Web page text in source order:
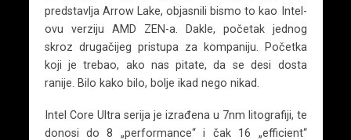
predstavlja Arrow Lake, objasnili bismo to kao Intel-
ovu verziju AMD ZEN-a. Dakle, početak jednog
skroz drugačijeg pristupa za kompaniju. Početka
koji je trebao, ako nas pitate, da se desi dosta
ranije. Bilo kako bilo, bolje ikad nego nikad.
Intel Core Ultra serija je izrađena u 7nm litografiji, te
donosi do 8 „performance“ i čak 16 „efficient“